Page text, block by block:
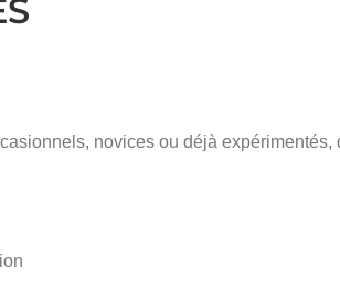
novices ou déjà